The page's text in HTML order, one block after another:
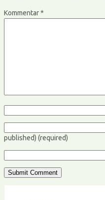
Kommentar*
published) (required)